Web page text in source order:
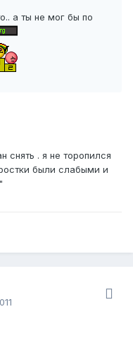
а ты не мог бы по
снять . я не торопился
были слабыми и